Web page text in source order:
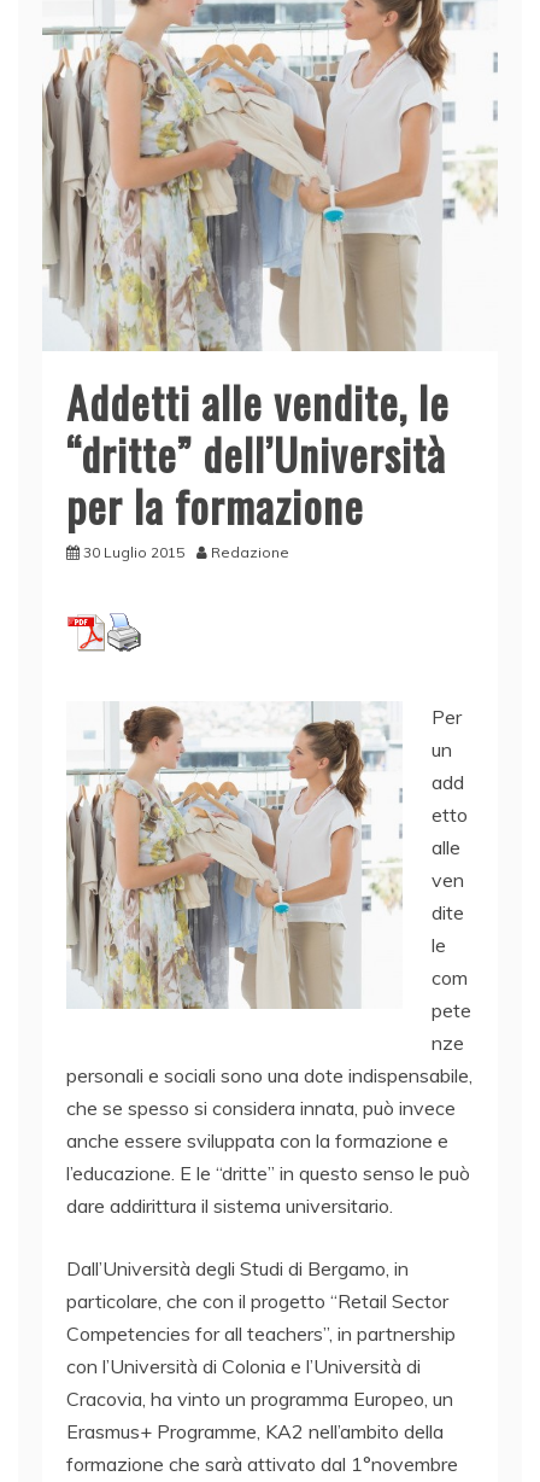
Addetti alle vendite, le
“dritte” dell’Università
per la formazione
30 Luglio 2015 Redazione
Per
un
add
etto
alle
ven
dite
le
com
pete
nze
personali e sociali sono una dote indispensabile,
che se spesso si considera innata, può invece
anche essere sviluppata con la formazione e
l’educazione. E le “dritte” in questo senso le può
dare addirittura il sistema universitario.
Dall’Università degli Studi di Bergamo, in
particolare, che con il progetto “Retail Sector
Competencies for all teachers”, in partnership
con l’Università di Colonia e l’Università di
Cracovia, ha vinto un programma Europeo, un
Erasmus+ Programme, KA2 nell’ambito della
formazione che sarà attivato dal 1°novembre